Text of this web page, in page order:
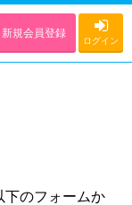
新規会員登録
ログイン
下のフォームか